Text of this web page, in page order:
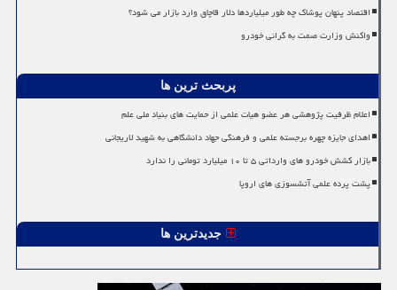
اقتصاد پنهان پوشاک چه طور میلیاردها دلار قاچاق وارد بازار می شود؟
واکنش وزارت صمت به گرانی خودرو
پربحث ترین ها
اعلام ظرفیت پژوهشی هر عضو هیات علمی از حمایت های بنیاد ملی علم
اهدای جایزه چهره برجسته علمی و فرهنگی جهاد دانشگاهی به شهید لاریجانی
بازار کشش خودرو های وارداتی ۵ تا ۱۰ میلیارد تومانی را ندارد
پشت پرده علمی آتشسوزی های اروپا
جدیدترین ها